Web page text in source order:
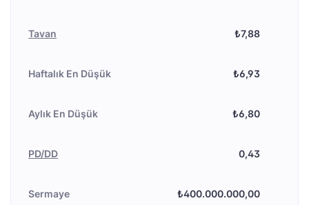
Tavan ₺7,88
Haftalık En Düşük ₺6,93
Aylık En Düşük ₺6,80
PD/DD 0,43
Sermaye ₺400.000.000,00